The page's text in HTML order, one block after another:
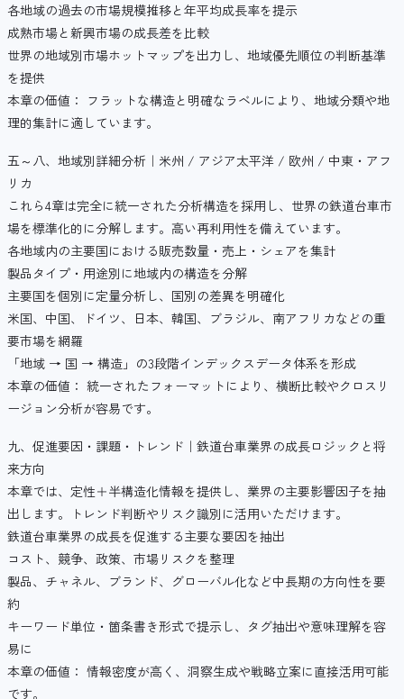
各地域の過去の市場規模推移と年平均成長率を提示
成熟市場と新興市場の成長差を比較
世界の地域別市場ホットマップを出力し、地域優先順位の判断基準
を提供
本章の価値： フラットな構造と明確なラベルにより、地域分類や地
理的集計に適しています。
五～八、地域別詳細分析｜米州 / アジア太平洋 / 欧州 / 中東・アフ
リカ
これら4章は完全に統一された分析構造を採用し、世界の鉄道台車市
場を標準化的に分解します。高い再利用性を備えています。
各地域内の主要国における販売数量・売上・シェアを集計
製品タイプ・用途別に地域内の構造を分解
主要国を個別に定量分析し、国別の差異を明確化
米国、中国、ドイツ、日本、韓国、ブラジル、南アフリカなどの重
要市場を網羅
「地域 → 国 → 構造」の3段階インデックスデータ体系を形成
本章の価値： 統一されたフォーマットにより、横断比較やクロスリ
ージョン分析が容易です。
九、促進要因・課題・トレンド｜鉄道台車業界の成長ロジックと将
来方向
本章では、定性＋半構造化情報を提供し、業界の主要影響因子を抽
出します。トレンド判断やリスク識別に活用いただけます。
鉄道台車業界の成長を促進する主要な要因を抽出
コスト、競争、政策、市場リスクを整理
製品、チャネル、ブランド、グローバル化など中長期の方向性を要
約
キーワード単位・箇条書き形式で提示し、タグ抽出や意味理解を容
易に
本章の価値： 情報密度が高く、洞察生成や戦略立案に直接活用可能
です。